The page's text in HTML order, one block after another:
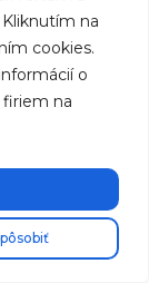
na
cookies.
o
na
maj na
v
tvojej